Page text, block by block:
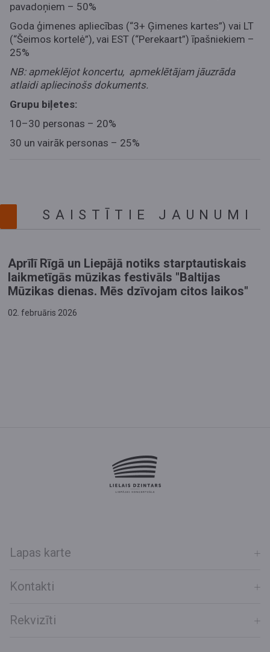
pavadoņiem – 50%
Goda ģimenes apliecības (“3+ Ģimenes kartes”) vai LT
(“Šeimos kortelė”), vai EST (“Perekaart”) īpašniekiem –
25%
NB: apmeklējot koncertu, apmeklētājam jāuzrāda
atlaidi apliecinošs dokuments.
Grupu biļetes:
10–30 personas – 20%
30 un vairāk personas – 25%
SAISTĪTIE JAUNUMI
Aprīlī Rīgā un Liepājā notiks starptautiskais
laikmetīgās mūzikas festivāls "Baltijas
Mūzikas dienas. Mēs dzīvojam citos laikos"
02. februāris 2026
Lapas karte
Kontakti
Rekvizīti